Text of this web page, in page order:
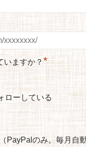
いますか？ *
ローしている
PayPalのみ。毎月自